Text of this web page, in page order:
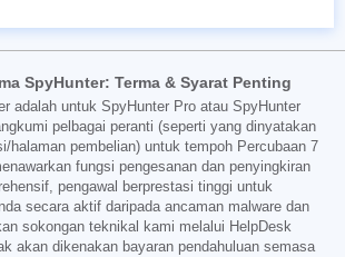
SpyHunter: Terma & Syarat Penting
adalah untuk SpyHunter Pro atau SpyHunter
pelbagai peranti (seperti yang dinyatakan
halaman pembelian) untuk tempoh Percubaan 7
fungsi pengesanan dan penyingkiran
pengawal berprestasi tinggi untuk
secara aktif daripada ancaman malware dan
sokongan teknikal kami melalui HelpDesk
akan dikenakan bayaran pendahuluan semasa